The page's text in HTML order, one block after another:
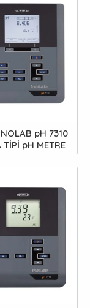
pH 7310
TİPİ pH METRE